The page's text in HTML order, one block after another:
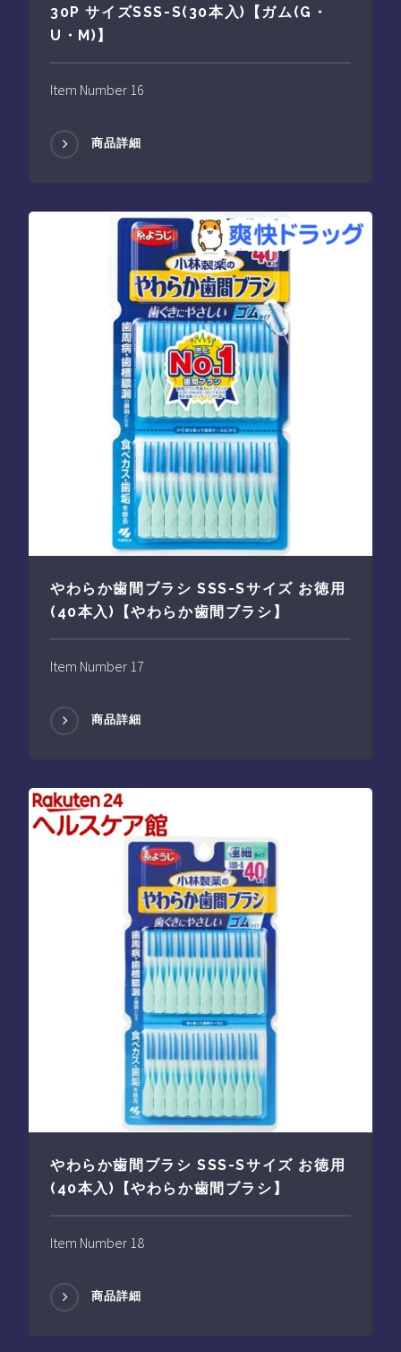
30P サイズSSS-S(30本入)【ガム(G・
U・M)】
Item Number 16
商品詳細
やわらか歯間ブラシ SSS-Sサイズ お徳用
(40本入)【やわらか歯間ブラシ】
Item Number 17
商品詳細
やわらか歯間ブラシ SSS-Sサイズ お徳用
(40本入)【やわらか歯間ブラシ】
Item Number 18
商品詳細